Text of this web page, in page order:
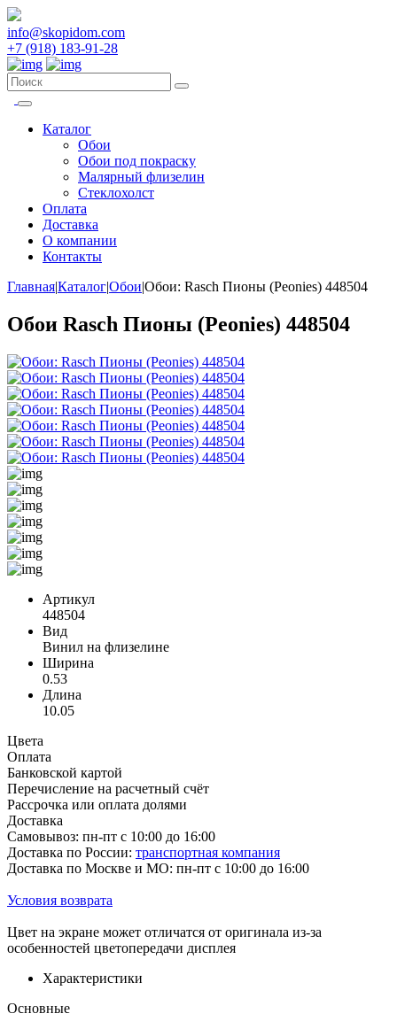
info@skopidom.com
+7 (918) 183-91-28
Каталог
Обои
Обои под покраску
Малярный флизелин
Стеклохолст
Оплата
Доставка
О компании
Контакты
Главная|Каталог|Обои|Обои: Rasch Пионы (Peonies) 448504
Обои Rasch Пионы (Peonies) 448504
Артикул
448504
Вид
Винил на флизелине
Ширина
0.53
Длина
10.05
Цвета
Оплата
Банковской картой
Перечисление на расчетный счёт
Рассрочка или оплата долями
Доставка
Самовывоз: пн-пт с 10:00 до 16:00
Доставка по России: транспортная компания
Доставка по Москве и МО: пн-пт с 10:00 до 16:00
Условия возврата
Цвет на экране может отличатся от оригинала из-за
особенностей цветопередачи дисплея
Характеристики
Основные